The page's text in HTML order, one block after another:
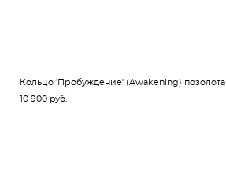
Кольцо 'Пробуждение' (Awakening) позолота
10 900 pуб.